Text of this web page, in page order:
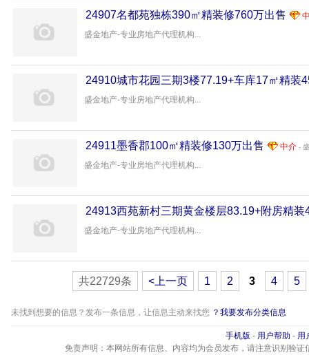
24907名都苑独栋390㎡精装修760万出售
盛金地产-专业房地产代理机构...
24910城市花园三期3楼77.19+车库17㎡精装
盛金地产-专业房地产代理机构...
24911墨香郡100㎡精装修130万出售 中介 -
盛金地产-专业房地产代理机构...
24913西苑新村三期黄金楼层83.19+附房精装
盛金地产-专业房地产代理机构...
共22729条 <上一页 1 2 3 4 5
未找到想要的信息？发布一条信息，让信息主动来找您 ？我要发布分类信息
手机版 - 用户帮助 - 用
免责声明：本网站所有信息、内容均为会员发布，请注意识别验